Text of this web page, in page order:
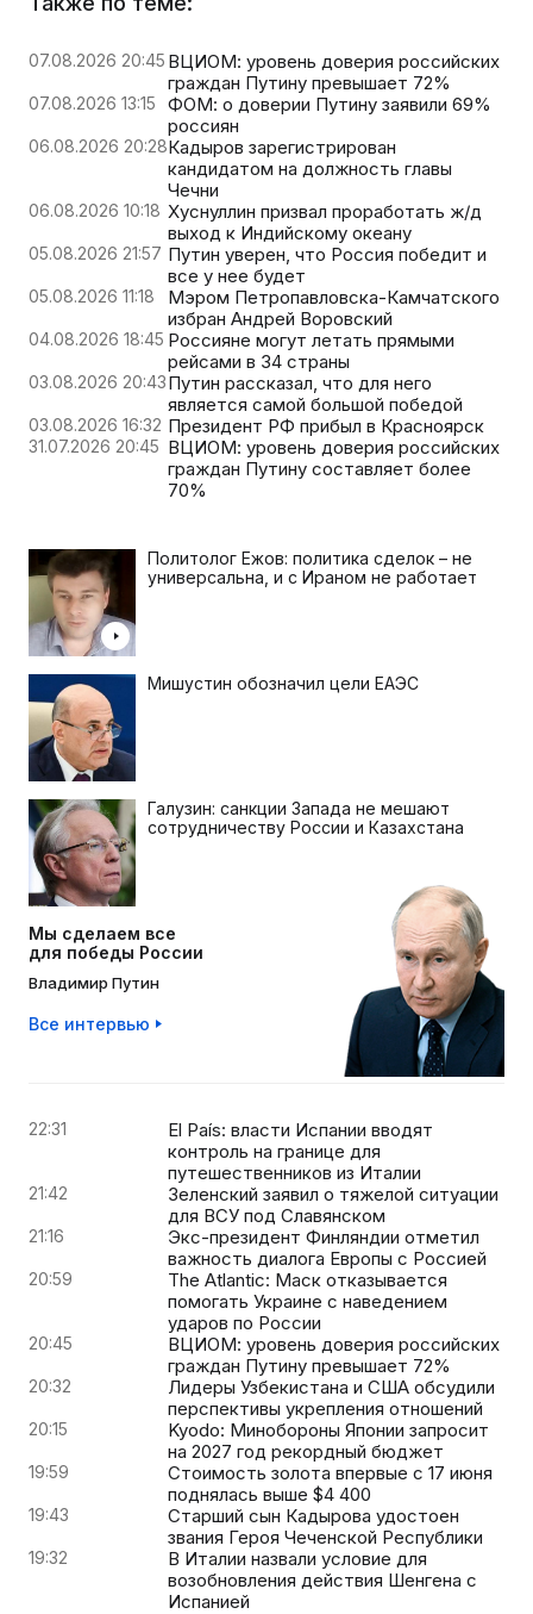
07.08.2026 20:45 ВЦИОМ: уровень доверия российских
граждан Путину превышает 72%
07.08.2026 13:15
ФОМ: о доверии Путину заявили 69%
россиян
06.08.2026 20:28Кадыров зарегистрирован
кандидатом на должность главы
Чечни
06.08.2026 10:18 Хуснуллин призвал проработать ж/д
выход к Индийскому океану
05.08.2026 21:57 Путин уверен, что Россия победит и
все у нее будет
05.08.2026 11:18
Мэром Петропавловска-Камчатского
избран Андрей Воровский
04.08.2026 18:45 Россияне могут летать прямыми
рейсами в 34 страны
03.08.2026 20:43Путин рассказал, что для него
является самой большой победой
03.08.2026 16:32 Президент РФ прибыл в Красноярск
31.07.2026 20:45 ВЦИОМ: уровень доверия российских
граждан Путину составляет более
70%
Политолог Ежов: политика сделок – не
универсальна, и с Ираном не работает
Мишустин обозначил цели ЕАЭС
Галузин: санкции Запада не мешают
сотрудничеству России и Казахстана
Мы сделаем все
для победы России
Владимир Путин
Все интервью
22:31
El País: власти Испании вводят
контроль на границе для
путешественников из Италии
21:42
Зеленский заявил о тяжелой ситуации
для ВСУ под Славянском
21:16
Экс-президент Финляндии отметил
важность диалога Европы с Россией
20:59
The Atlantic: Маск отказывается
помогать Украине с наведением
ударов по России
20:45
ВЦИОМ: уровень доверия российских
граждан Путину превышает 72%
20:32
Лидеры Узбекистана и США обсудили
перспективы укрепления отношений
20:15
Kyodo: Минобороны Японии запросит
на 2027 год рекордный бюджет
19:59
Стоимость золота впервые с 17 июня
поднялась выше $4 400
19:43
Старший сын Кадырова удостоен
звания Героя Чеченской Республики
19:32
В Италии назвали условие для
возобновления действия Шенгена с
Испанией